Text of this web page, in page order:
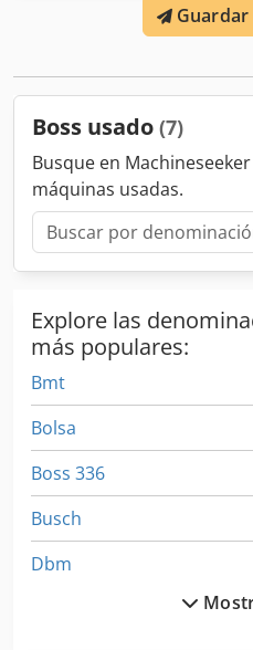
Boss usado (7)
Busque en
máquinas usadas.
Explore las
más populares:
Bmt
Bolsa
Boss 336
Busch
Dbm